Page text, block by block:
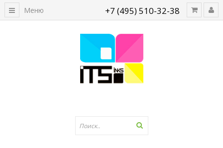
+7 (495) 510-32-38
Меню